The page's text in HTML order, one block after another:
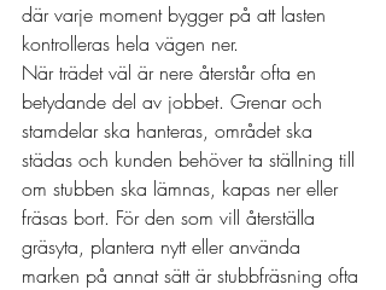
där varje moment bygger på att lasten
kontrolleras hela vägen ner.
När trädet väl är nere återstår ofta en
betydande del av jobbet. Grenar och
stamdelar ska hanteras, området ska
städas och kunden behöver ta ställning till
om stubben ska lämnas, kapas ner eller
fräsas bort. För den som vill återställa
gräsyta, plantera nytt eller använda
marken på annat sätt är stubbfräsning ofta